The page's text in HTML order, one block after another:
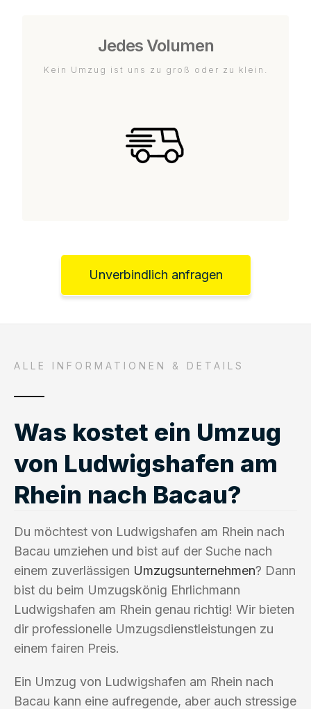
Jedes Volumen
Kein Umzug ist uns zu groß oder zu klein.
Unverbindlich anfragen
ALLE INFORMATIONEN & DETAILS
Was kostet ein Umzug
von Ludwigshafen am
Rhein nach Bacau?
Du möchtest von Ludwigshafen am Rhein nach
Bacau umziehen und bist auf der Suche nach
einem zuverlässigen Umzugsunternehmen? Dann
bist du beim Umzugskönig Ehrlichmann
Ludwigshafen am Rhein genau richtig! Wir bieten
dir professionelle Umzugsdienstleistungen zu
einem fairen Preis.
Ein Umzug von Ludwigshafen am Rhein nach
Bacau kann eine aufregende, aber auch stressige